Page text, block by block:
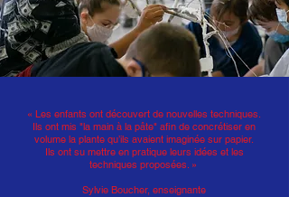
« Les enfants ont découvert de nouvelles techniques.
Ils ont mis "la main à la pâte" afin de concrétiser en
volume la plante qu’ils avaient imaginée sur papier.
Ils ont su mettre en pratique leurs idées et les
techniques proposées. »
Sylvie Boucher, enseignante